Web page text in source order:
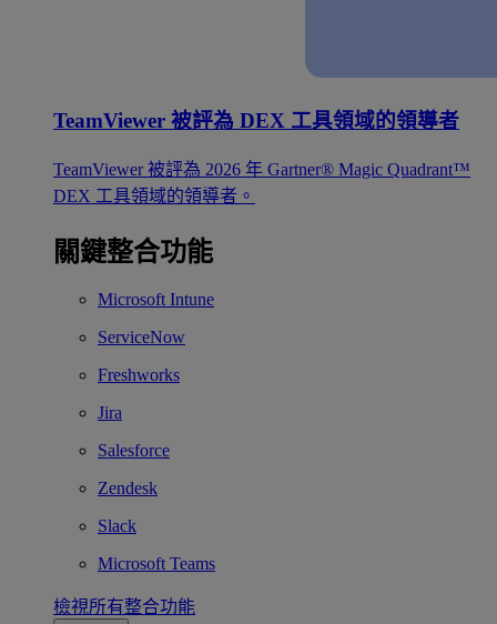
TeamViewer 被評為 DEX 工具領域的領導者
TeamViewer 被評為 2026 年 Gartner® Magic Quadrant™
DEX 工具領域的領導者。
關鍵整合功能
Microsoft Intune
ServiceNow
Freshworks
Jira
Salesforce
Zendesk
Slack
Microsoft Teams
檢視所有整合功能